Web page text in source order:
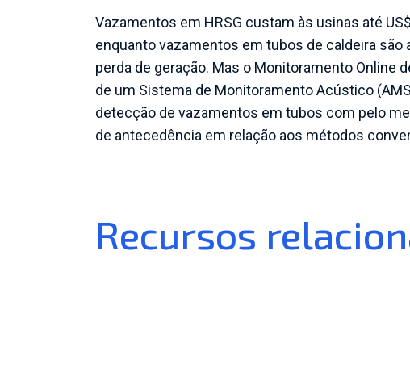
Vazamentos em HRSG custam às usinas até
enquanto vazamentos em tubos de caldeira são
perda de geração. Mas o Monitoramento Online
de um Sistema de Monitoramento Acústico
detecção de vazamentos em tubos com pelo
de antecedência em relação aos métodos
Recursos